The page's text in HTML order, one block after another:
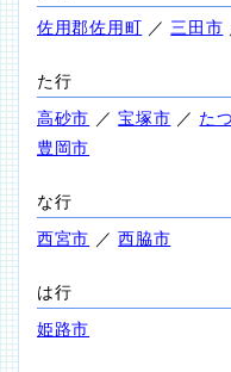
佐用郡佐用町 ／ 三田市
た行
高砂市 ／宝塚市 ／ た
豊岡市
な行
西宮市 ／西脇市
は行
姫路市